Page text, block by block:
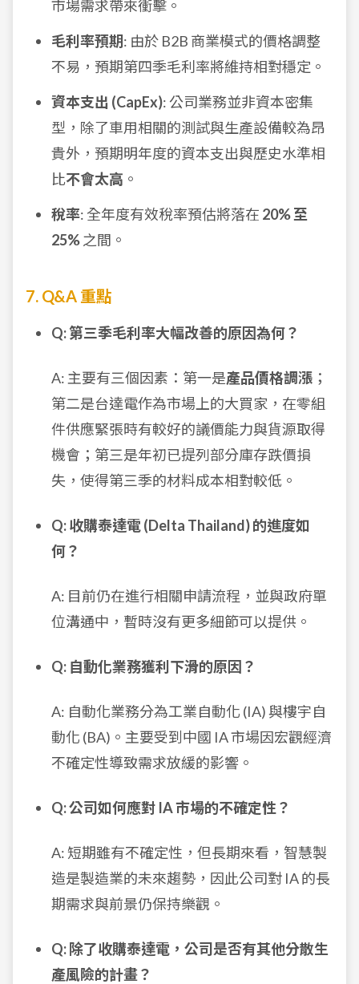
市場需求帶來衝擊。
毛利率預期: 由於 B2B 商業模式的價格調整
不易，預期第四季毛利率將維持相對穩定。
資本支出 (CapEx): 公司業務並非資本密集
型，除了車用相關的測試與生產設備較為昂
貴外，預期明年度的資本支出與歷史水準相
比不會太高 。
稅率: 全年度有效稅率預估將落在 20% 至
25%之間。
7. Q&A 重點
Q: 第三季毛利率大幅改善的原因為何？
A: 主要有三個因素：第一是產品價格調漲 ；
第二是台達電作為市場上的大買家，在零組
件供應緊張時有較好的議價能力與貨源取得
機會；第三是年初已提列部分庫存跌價損
失，使得第三季的材料成本相對較低。
Q: 收購泰達電 (Delta Thailand) 的進度如
何？
A: 目前仍在進行相關申請流程，並與政府單
位溝通中，暫時沒有更多細節可以提供。
Q: 自動化業務獲利下滑的原因？
A: 自動化業務分為工業自動化 (IA) 與樓宇自
動化 (BA)。主要受到中國 IA 市場因宏觀經濟
不確定性導致需求放緩的影響。
Q: 公司如何應對 IA 市場的不確定性？
A: 短期雖有不確定性，但長期來看，智慧製
造是製造業的未來趨勢，因此公司對 IA 的長
期需求與前景仍保持樂觀。
Q: 除了收購泰達電，公司是否有其他分散生
產風險的計畫？